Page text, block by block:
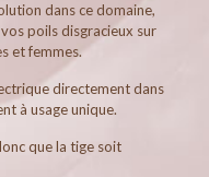
dans ce domaine,
poils disgracieux sur
et femmes.
directement dans
à usage unique.
que la tige soit